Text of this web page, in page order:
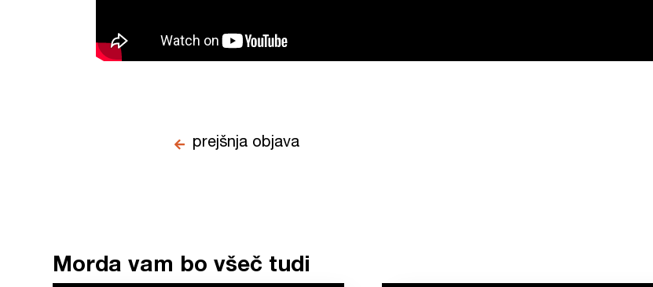
prejšnja objava
Morda vam bo všeč tudi